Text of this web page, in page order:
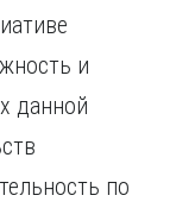
и
данной
по